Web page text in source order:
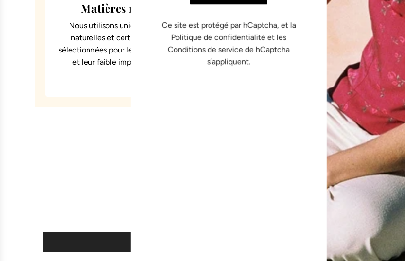
Matières responsables
Nous utilisons uniquement des matières
naturelles et certifiées, soigneusement
sélectionnées pour leur confort, leur durabilité
et leur faible impact environnemental.
Fabrication européenne
Toutes nos pièces sont imaginées en Suisse et
fabriquées en France et au Portugal, dans des
ateliers responsables que nous connaissons
personnellement et qui excellent dans leur
domaine.
Avis Clients
Soyez le premier à écrire un avis
Ce site est protégé par hCaptcha, et la
Politique de confidentialitéet les
Conditions de servicede hCaptcha
s’appliquent.